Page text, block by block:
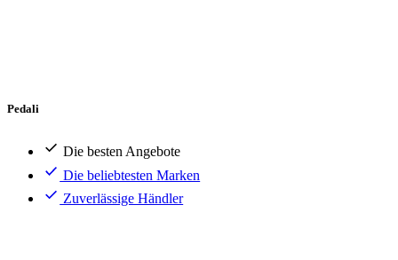
Pedali
Die besten Angebote
Die beliebtesten Marken
Zuverlässige Händler